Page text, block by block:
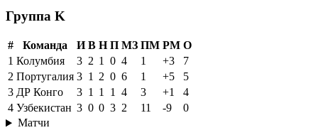
Группа K
# Команда И В Н П МЗ ПМ РМ О
1 Колумбия 3 2 1 0 4 1 +3
7
2 Португалия 3 1 2 0 6 1 +5
5
3 ДР Конго 3 1 1 1 4 3 +1
4
4 Узбекистан 3 0 0 3 2 11 -9
0
Матчи